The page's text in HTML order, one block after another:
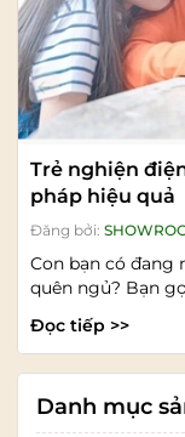
Trẻ nghiện
pháp hiệu quả
Đăng bởi:
Con bạn có đang
quên ngủ? Bạn
Đọc tiếp >>
Danh mục